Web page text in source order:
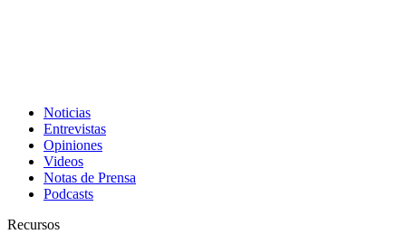
Noticias
Entrevistas
Opiniones
Videos
Notas de Prensa
Podcasts
Recursos